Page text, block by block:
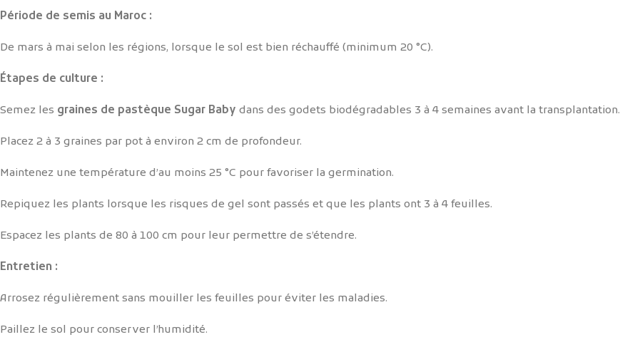
Période de semis au Maroc :
De mars à mai selon les régions, lorsque le sol est bien réchauffé (minimum 20 °C).
Étapes de culture :
Semez les graines de pastèque Sugar Baby dans des godets biodégradables 3 à 4 semaines avant la transplantation.
Placez 2 à 3 graines par pot à environ 2 cm de profondeur.
Maintenez une température d’au moins 25 °C pour favoriser la germination.
Repiquez les plants lorsque les risques de gel sont passés et que les plants ont 3 à 4 feuilles.
Espacez les plants de 80 à 100 cm pour leur permettre de s’étendre.
Entretien :
Arrosez régulièrement sans mouiller les feuilles pour éviter les maladies.
Paillez le sol pour conserver l’humidité.